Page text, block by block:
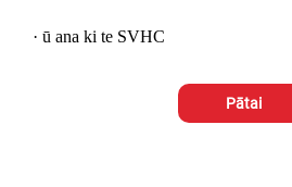
· ū ana ki te SVHC
Pātai